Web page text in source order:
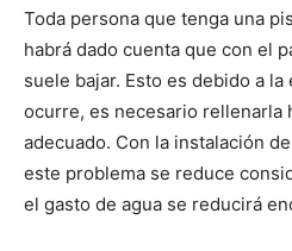
Toda persona que tenga una
habrá dado cuenta que con el
suele bajar. Esto es debido a
ocurre, es necesario rellenarla
adecuado. Con la instalación
este problema se reduce
el gasto de agua se reducirá